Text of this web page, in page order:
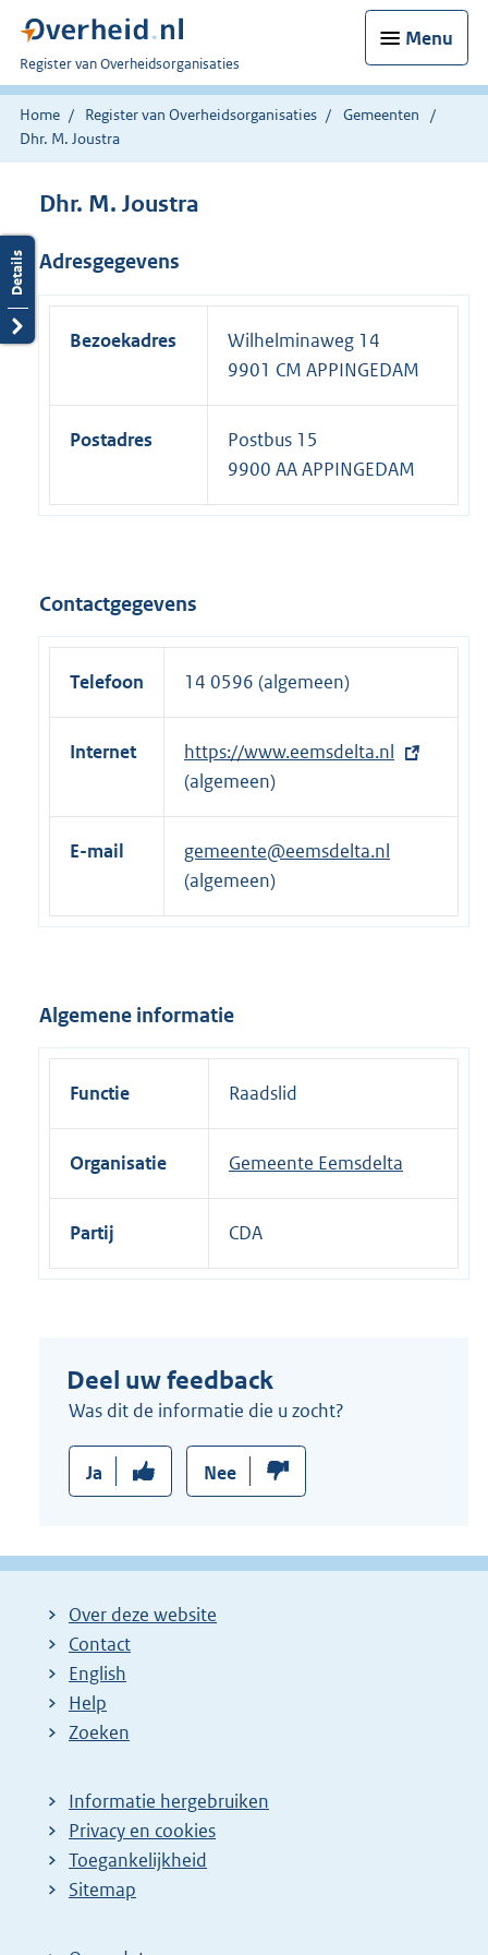
Menu
U
bent
nu
hier:
Register van Overheidsorganisaties
Home Register van Overheidsorganisaties
Gemeenten
Dhr. M. Joustra
Dhr. M. Joustra
Adresgegevens
Bezoekadres
Wilhelminaweg 14
9901 CM APPINGEDAM
Postadres
Postbus 15
9900 AA APPINGEDAM
Contactgegevens
Telefoon 14 0596 (algemeen)
Internet
E
x
t
r
e
n
k
https://www.eemsdelta.nl
(algemeen)
E-mail
gemeente@eemsdelta.nl
(algemeen)
Algemene informatie
Functie Raadslid
Organisatie Gemeente Eemsdelta
Partij CDA
Deel uw feedback
Was dit de informatie die u zocht?
Ja Nee
Over deze website
Contact
English
Help
Zoeken
Informatie hergebruiken
Privacy en cookies
Toegankelijkheid
Sitemap